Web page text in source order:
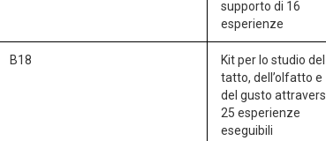
supporto di 16
esperienze
B18
Kit per lo studio del
tatto, dell’olfatto e
del gusto
25 esperienze
eseguibili